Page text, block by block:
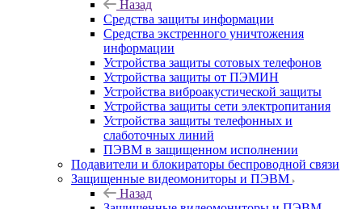
Назад
Средства защиты информации
Средства экстренного уничтожения
информации
Устройства защиты сотовых телефонов
Устройства защиты от ПЭМИН
Устройства виброакустической защиты
Устройства защиты сети электропитания
Устройства защиты телефонных и
слаботочных линий
ПЭВМ в защищенном исполнении
Подавители и блокираторы беспроводной связи
Защищенные видеомониторы и ПЭВМ
Назад